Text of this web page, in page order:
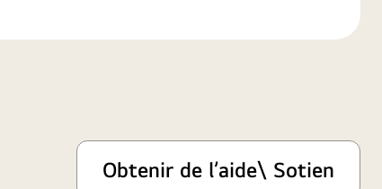
Obtenir de l’aide\ Sotien